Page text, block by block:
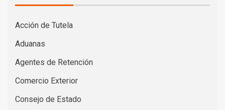
Acción de Tutela
Aduanas
Agentes de Retención
Comercio Exterior
Consejo de Estado